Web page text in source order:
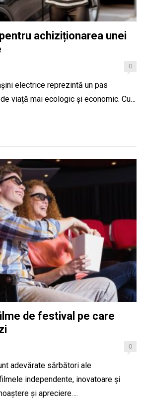
achiziționarea unei
0
electrice reprezintă un pas
viață mai ecologic și economic. Cu…
de festival pe care
0
adevărate sărbători ale
independente, inovatoare și
și apreciere….